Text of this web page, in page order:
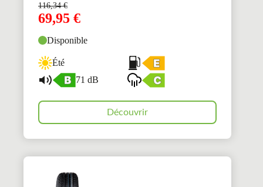
116,34€
69,95 €
Disponible
Été
71 dB
Découvrir